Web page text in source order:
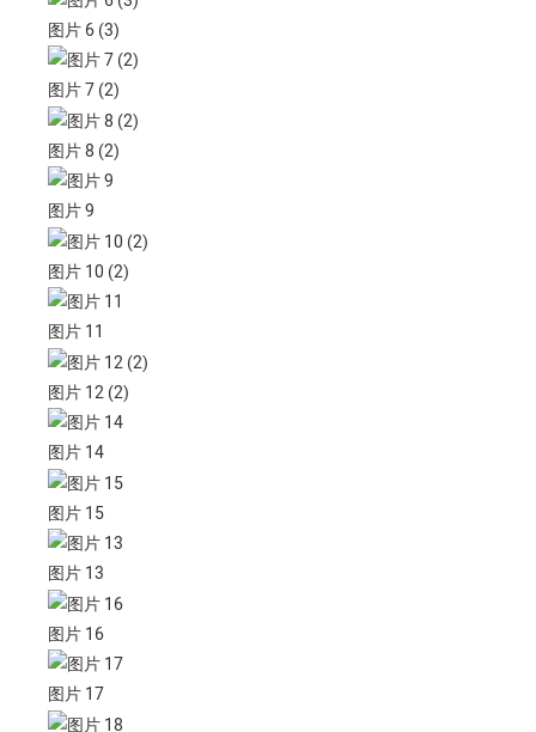
图片 6 (3)
图片 7 (2)
图片 8 (2)
图片 9
图片 10 (2)
图片 11
图片 12 (2)
图片 14
图片 15
图片 13
图片 16
图片 17